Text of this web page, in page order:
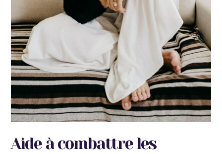
Aide à combattre les